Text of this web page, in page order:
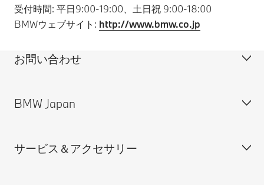
受付時間: 平日9:00-19:00、土日祝 9:00-18:00
BMWウェブサイト: http://www.bmw.co.jp
お問い合わせ
カスタマー・サポート＆お問い合わせ
見積依頼
BMW Japan
会社概要
サービス＆アクセサリー